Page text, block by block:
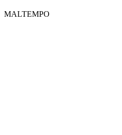
MALTEMPO